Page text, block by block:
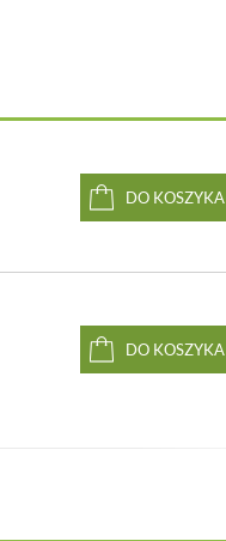
DO KOSZYKA
DO KOSZYKA